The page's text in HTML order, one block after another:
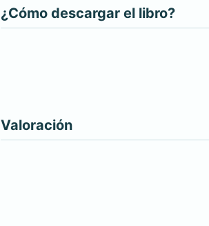
¿Cómo descargar el libro?
Valoración